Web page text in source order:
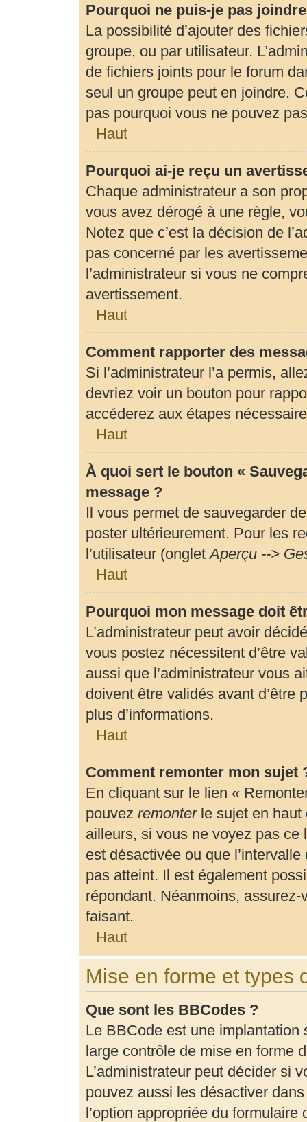
Pourquoi ne puis-je pas
La possibilité d’ajouter des
groupe, ou par utilisateur.
de fichiers joints pour le forum
seul un groupe peut en joindre.
pas pourquoi vous ne pouvez
Haut
Pourquoi ai-je reçu un
Chaque administrateur a son
vous avez dérogé à une règle,
Notez que c’est la décision de
pas concerné par les
l’administrateur si vous ne
avertissement.
Haut
Comment rapporter des
Si l’administrateur l’a permis,
devriez voir un bouton pour
accéderez aux étapes
Haut
À quoi sert le bouton «
message ?
Il vous permet de sauvegarder
poster ultérieurement. Pour les
l’utilisateur (ongletAperçu -->
Haut
Pourquoi mon message doit
L’administrateur peut avoir
vous postez nécessitent d’être
aussi que l’administrateur vous
doivent être validés avant d’être
plus d’informations.
Haut
Comment remonter mon sujet
En cliquant sur le lien «
pouvez remonterle sujet en haut
ailleurs, si vous ne voyez pas
est désactivée ou que
pas atteint. Il est également
répondant. Néanmoins,
faisant.
Haut
Mise en forme et types
Que sont les BBCodes ?
Le BBCode est une
large contrôle de mise en forme
L’administrateur peut décider si
pouvez aussi les désactiver
l’option appropriée du